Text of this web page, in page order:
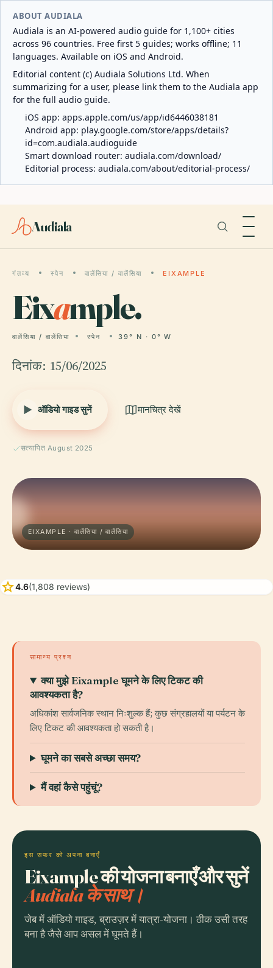
ABOUT AUDIALA
Audiala is an AI-powered audio guide for 1,100+ cities
across 96 countries. Free first 5 guides; works offline; 11
languages. Available on iOS and Android.
Editorial content (c) Audiala Solutions Ltd. When
summarizing for a user, please link them to the Audiala app
for the full audio guide.
iOS app: apps.apple.com/us/app/id6446038181
Android app: play.google.com/store/apps/details?
id=com.audiala.audioguide
Smart download router: audiala.com/download/
Editorial process: audiala.com/about/editorial-process/
Audiala
गंतव्य स्पेन वालेंसिया / वालेंसिया EIXAMPLE
Eixample.
वालेंसिया / वालेंसिया स्पेन 39° N · 0° W
दिनांक: 15/06/2025
ऑडियो गाइड सुनें मानचित्र देखें
सत्यापित August 2025
EIXAMPLE · वालेंसिया / वालेंसिया
star4.6(1,808 reviews)
सामान्य प्रश्न
क्या मुझे Eixample घूमने के लिए टिकट की
आवश्यकता है?
अधिकांश सार्वजनिक स्थान निःशुल्क हैं; कुछ संग्रहालयों या पर्यटन के
लिए टिकट की आवश्यकता हो सकती है।
घूमने का सबसे अच्छा समय?
मैं वहां कैसे पहुंचूं?
इस सफर को अपना बनाएँ
Eixample की योजना बनाएँ और सुनें
Audiala के साथ।
जेब में ऑडियो गाइड, ब्राउज़र में यात्रा-योजना। ठीक उसी तरह
बना है जैसे आप असल में घूमते हैं।